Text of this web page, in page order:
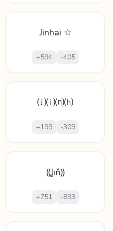
Jinhai ☆
+594 -405
⒥⒤⒩⒣
+199 -309
⸨Ʝıň⸩
+751 -893